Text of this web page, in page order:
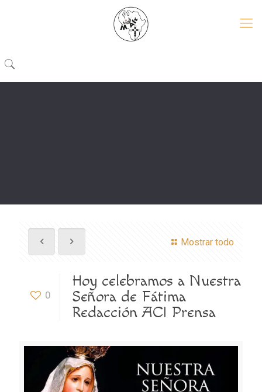
Mostrar todo
0
Hoy celebramos a Nuestra
Señora de Fátima
Redacción ACI Prensa